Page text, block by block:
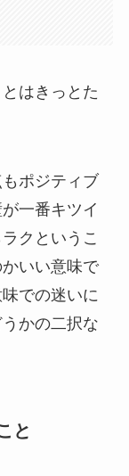
はきっとた
ポジティブ
一番キツイ
クというこ
いい意味で
での迷いに
かの二択な
と